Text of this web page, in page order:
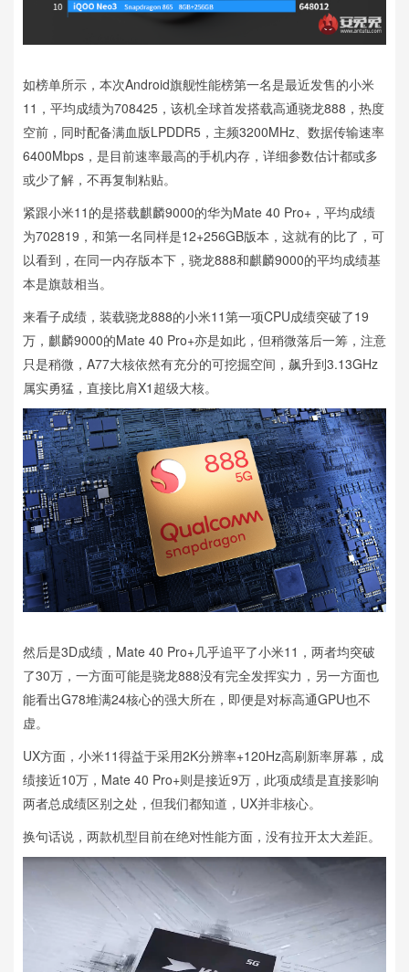
如榜单所示，本次Android旗舰性能榜第一名是最近发售的小米
11，平均成绩为708425，该机全球首发搭载高通骁龙888，热度
空前，同时配备满血版LPDDR5，主频3200MHz、数据传输速率
6400Mbps，是目前速率最高的手机内存，详细参数估计都或多
或少了解，不再复制粘贴。
紧跟小米11的是搭载麒麟9000的华为Mate 40 Pro+，平均成绩
为702819，和第一名同样是12+256GB版本，这就有的比了，可
以看到，在同一内存版本下，骁龙888和麒麟9000的平均成绩基
本是旗鼓相当。
来看子成绩，装载骁龙888的小米11第一项CPU成绩突破了19
万，麒麟9000的Mate 40 Pro+亦是如此，但稍微落后一筹，注意
只是稍微，A77大核依然有充分的可挖掘空间，飙升到3.13GHz
属实勇猛，直接比肩X1超级大核。
然后是3D成绩，Mate 40 Pro+几乎追平了小米11，两者均突破
了30万，一方面可能是骁龙888没有完全发挥实力，另一方面也
能看出G78堆满24核心的强大所在，即便是对标高通GPU也不
虚。
UX方面，小米11得益于采用2K分辨率+120Hz高刷新率屏幕，成
绩接近10万，Mate 40 Pro+则是接近9万，此项成绩是直接影响
两者总成绩区别之处，但我们都知道，UX并非核心。
换句话说，两款机型目前在绝对性能方面，没有拉开太大差距。